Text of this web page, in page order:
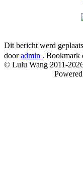
Dit bericht werd
dooradmin . Bookmark
© Lulu Wang 2011-